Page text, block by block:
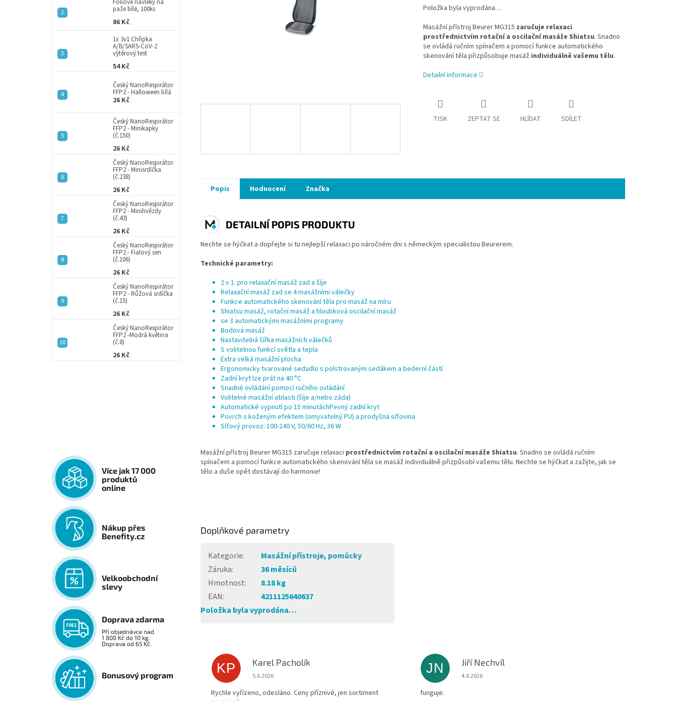
paže bílé, 100ks
86 Kč
1x 3v1 Chřipka
A/B/SARS-CoV-2
výtěrový test
54 Kč
Český NanoRespirátor
FFP2 - Halloween bílá
26 Kč
Český NanoRespirátor
FFP2 - Minikapky
(č.150)
26 Kč
Český NanoRespirátor
FFP2 - Minisrdíčka
(č.238)
26 Kč
Český NanoRespirátor
FFP2 - Minihvězdy
(č.43)
26 Kč
Český NanoRespirátor
FFP2 - Fialový sen
(č.106)
26 Kč
Český NanoRespirátor
FFP2 - Růžová srdíčka
(č.15)
26 Kč
Český NanoRespirátor
FFP2 -Modrá květina
(č.8)
26 Kč
Více jak 17 000
produktů
online
Nákup přes
Benefity.cz
Velkoobchodní
slevy
Doprava zdarma
Při objednávce nad
1 800 Kč do 10 kg.
Doprava od 65 Kč.
Bonusový program
Položka byla vyprodána…
Masážní přístroj Beurer MG315 zaručuje relaxaci
prostřednictvím rotační a oscilační masáže Shiatsu. Snadno
se ovládá ručním spínačem a pomocí funkce automatického
skenování těla přizpůsobuje masáž individuálně vašemu tělu.
Detailní informace
TISK ZEPTAT SE HLÍDAT SDÍLET
Popis Hodnocení Značka
DETAILNÍ POPIS PRODUKTU
Nechte se hýčkat a dopřejte si tu nejlepší relaxaci po náročném dni s německým specialistou Beurerem.
Technické parametry:
2 v 1: pro relaxační masáž zad a šíje
Relaxační masáž zad se 4 masážními válečky
Funkce automatického skenování těla pro masáž na míru
Shiatsu masáž, rotační masáž a hloubková oscilační masáž
se 3 automatickými masážními programy
Bodová masáž
Nastavitelná šířka masážních válečků
S volitelnou funkcí světla a tepla
Extra velká masážní plocha
Ergonomicky tvarované sedadlo s polstrovaným sedákem a bederní částí
Zadní kryt lze prát na 40 °C
Snadné ovládání pomocí ručního ovládání
Volitelné masážní oblasti (šíje a/nebo záda)
Automatické vypnutí po 15 minutáchPevný zadní kryt
Povrch s koženým efektem (omyvatelný PU) a prodyšná síťovina
Síťový provoz: 100-240 V, 50/60 Hz, 36 W
Masážní přístroj Beurer MG315 zaručuje relaxaci prostřednictvím rotační a oscilační masáže Shiatsu. Snadno se ovládá ručním
spínačem a pomocí funkce automatického skenování těla se masáž individuálně přizpůsobí vašemu tělu. Nechte se hýčkat a zažijte, jak se
tělo a duše opět dostávají do harmonie!
Doplňkové parametry
Kategorie:
Masážní přístroje, pomůcky
Záruka:
36 měsíců
Hmotnost:
8.18 kg
EAN:
4211125640637
Položka byla vyprodána…
KP Karel Pacholík
Hodnocení obchodu je 4 z 5 hvězdiček.
5.6.2026
Rychle vyřízeno, odesláno. Ceny příznivé, jen sortiment
JN Jiří Nechvíl
Hodnocení obchodu je 5 z 5 hvězdiček.
4.6.2026
funguje.